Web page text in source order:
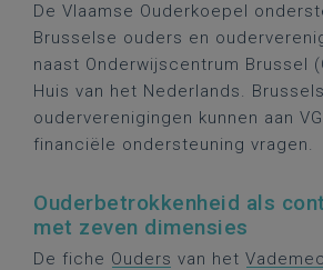
De Vlaamse Ouderkoepel
Brusselse ouders en
naast Onderwijscentrum Brussel
Huis van het Nederlands.
ouderverenigingen kunnen aan
financiële ondersteuning vragen.
Ouderbetrokkenheid als
met zeven dimensies
De fiche Ouders van het